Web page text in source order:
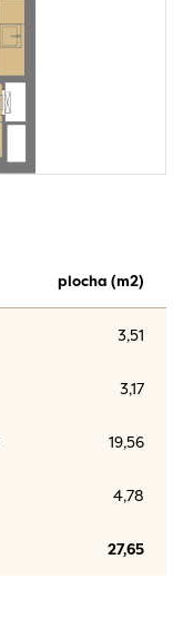
plocha (m2)
3,51
3,17
19,56
4,78
27,65